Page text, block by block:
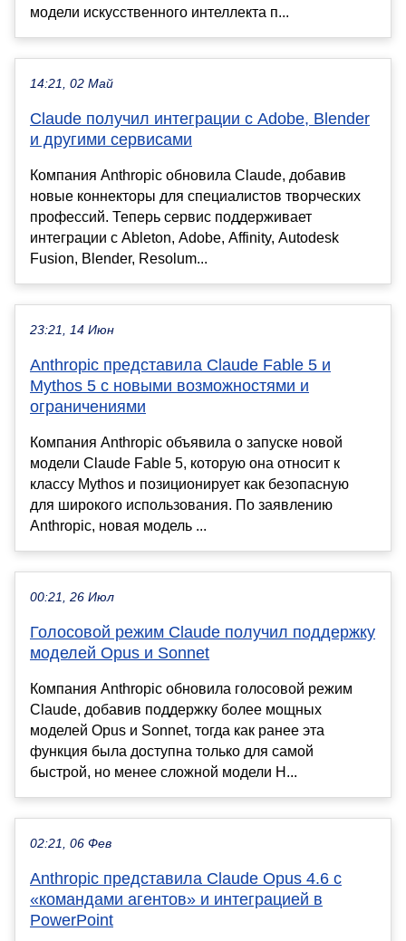
модели искусственного интеллекта п...
14:21, 02 Май
Claude получил интеграции с Adobe, Blender
и другими сервисами
Компания Anthropic обновила Claude, добавив
новые коннекторы для специалистов творческих
профессий. Теперь сервис поддерживает
интеграции с Ableton, Adobe, Affinity, Autodesk
Fusion, Blender, Resolum...
23:21, 14 Июн
Anthropic представила Claude Fable 5 и
Mythos 5 с новыми возможностями и
ограничениями
Компания Anthropic объявила о запуске новой
модели Claude Fable 5, которую она относит к
классу Mythos и позиционирует как безопасную
для широкого использования. По заявлению
Anthropic, новая модель ...
00:21, 26 Июл
Голосовой режим Claude получил поддержку
моделей Opus и Sonnet
Компания Anthropic обновила голосовой режим
Claude, добавив поддержку более мощных
моделей Opus и Sonnet, тогда как ранее эта
функция была доступна только для самой
быстрой, но менее сложной модели H...
02:21, 06 Фев
Anthropic представила Claude Opus 4.6 с
«командами агентов» и интеграцией в
PowerPoint